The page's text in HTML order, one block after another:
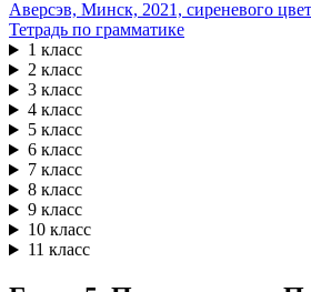
Тетрадь по грамматике
1 класс
2 класс
3 класс
4 класс
5 класс
6 класс
7 класс
8 класс
9 класс
10 класс
11 класс